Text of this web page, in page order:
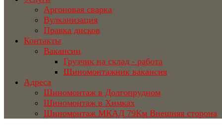
Аргоновая сварка
Вулканизация
Правка дисков
Контакты
Вакансии
Грузчик на склад - работа
Шиномонтажник вакансия
Адреса
Шиномонтаж в Долгопрудном
Шиномонтаж в Химках
Шиномонтаж МКАД 79Км Внешняя сторона